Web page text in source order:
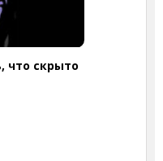
что скрыто